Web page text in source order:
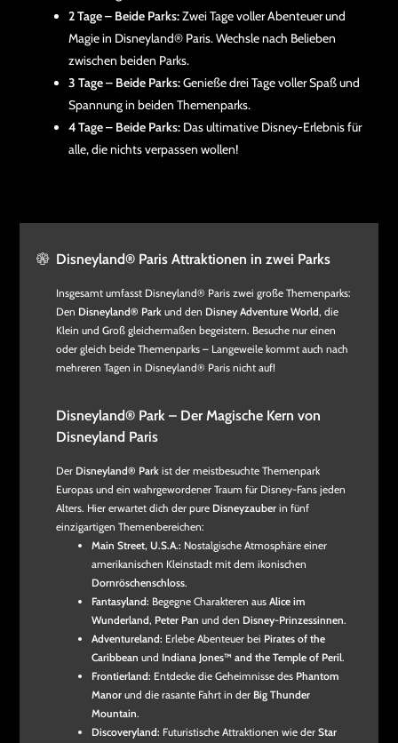
2 Tage – Beide Parks:Zwei Tage voller Abenteuer und
Magie in Disneyland® Paris. Wechsle nach Belieben
zwischen beiden Parks.
3 Tage – Beide Parks:Genieße drei Tage voller Spaß und
Spannung in beiden Themenparks.
4 Tage – Beide Parks: Das ultimative Disney-Erlebnis für
alle, die nichts verpassen wollen!
Disneyland® Paris Attraktionen in zwei Parks
Insgesamt umfasst Disneyland® Paris zwei große Themenparks:
Den Disneyland® Park und den Disney Adventure World, die
Klein und Groß gleichermaßen begeistern. Besuche nur einen
oder gleich beide Themenparks – Langeweile kommt auch nach
mehreren Tagen in Disneyland® Paris nicht auf!
Disneyland® Park – Der Magische Kern von
Disneyland Paris
Der Disneyland® Park ist der meistbesuchte Themenpark
Europas und ein wahrgewordener Traum für Disney-Fans jeden
Alters. Hier erwartet dich der pure Disneyzauber in fünf
einzigartigen Themenbereichen:
Main Street, U.S.A.: Nostalgische Atmosphäre einer
amerikanischen Kleinstadt mit dem ikonischen
Dornröschenschloss.
Fantasyland: Begegne Charakteren aus Alice im
Wunderland, Peter Pan und den Disney-Prinzessinnen.
Adventureland: Erlebe Abenteuer bei Pirates of the
Caribbean und Indiana Jones™ and the Temple of Peril.
Frontierland: Entdecke die Geheimnisse des Phantom
Manor und die rasante Fahrt in der Big Thunder
Mountain.
Discoveryland: Futuristische Attraktionen wie der Star